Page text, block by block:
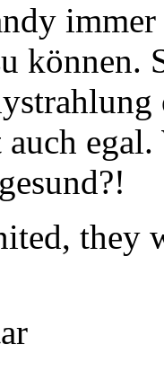
können.
they